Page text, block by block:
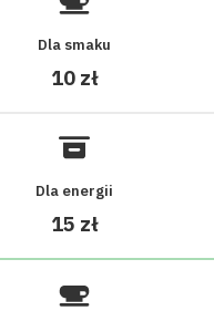
Dla smaku
10 zł
Dla energii
15 zł